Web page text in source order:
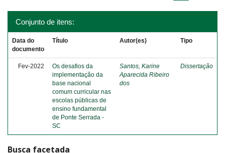
Conjunto de itens:
Data do
documento
Título Autor(es) Tipo
Fev-2022
Os desafios da
implementação da
base nacional
comum curricular nas
escolas públicas de
ensino fundamental
de Ponte Serrada -
SC
Santos, Karine
Aparecida Ribeiro
dos
Dissertação
Busca facetada